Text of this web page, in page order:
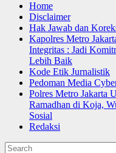
Home
Disclaimer
Hak Jawab dan
Kapolres Metro
Integritas : Jadi
Lebih Baik
Kode Etik Jurnalistik
Pedoman Media
Polres Metro Jakarta
Ramadhan di Koja,
Sosial
Redaksi